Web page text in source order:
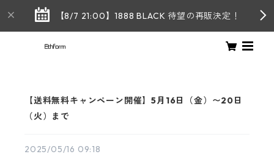
【8/7 21:00】1888 BLACK 待望の再販決定！
【送料無料キャンペーン開催】5月16日（金）〜20日
（火）まで
2025/05/16 09:18